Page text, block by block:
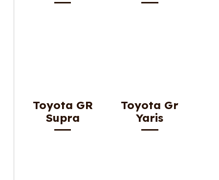
Toyota GR
Supra
Toyota Gr
Yaris